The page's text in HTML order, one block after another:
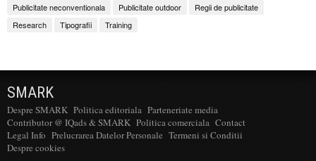
Publicitate neconventionala
Publicitate outdoor
Regii de publicitate
Research
Tipografii Training
SMARK
Despre SMARK Politica editoriala Parteneriate media
Contributor @ IQads & SMARK Politica comerciala Contact
Legal Info Prelucrarea Datelor Personale Termeni si Conditii
Despre cookies